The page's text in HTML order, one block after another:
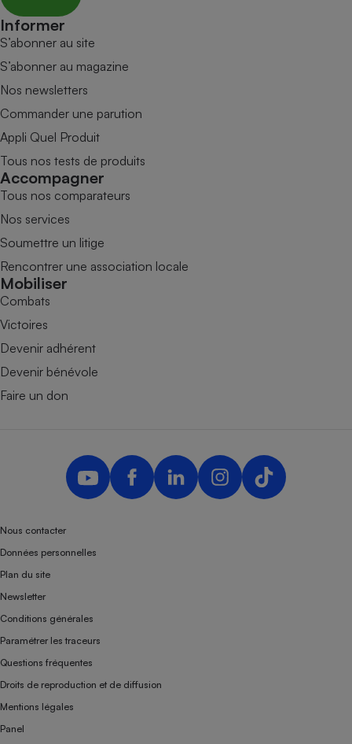
Informer
S’abonner au site
S’abonner au magazine
Nos newsletters
Commander une parution
Appli Quel Produit
Tous nos tests de produits
Accompagner
Tous nos comparateurs
Nos services
Soumettre un litige
Rencontrer une association locale
Mobiliser
Combats
Victoires
Devenir adhérent
Devenir bénévole
Faire un don
Nous contacter
Données personnelles
Plan du site
Newsletter
Conditions générales
Paramétrer les traceurs
Questions fréquentes
Droits de reproduction et de diffusion
Mentions légales
Panel